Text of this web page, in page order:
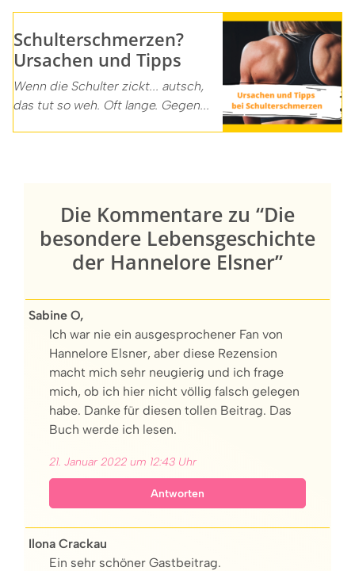
Schulterschmerzen?
Ursachen und Tipps
Wenn die Schulter zickt... autsch,
das tut so weh. Oft lange. Gegen...
Die Kommentare zu “Die
besondere Lebensgeschichte
der Hannelore Elsner”
Sabine O,
Ich war nie ein ausgesprochener Fan von
Hannelore Elsner, aber diese Rezension
macht mich sehr neugierig und ich frage
mich, ob ich hier nicht völlig falsch gelegen
habe. Danke für diesen tollen Beitrag. Das
Buch werde ich lesen.
21. Januar 2022 um 12:43 Uhr
Antworten
Ilona Crackau
Ein sehr schöner Gastbeitrag.